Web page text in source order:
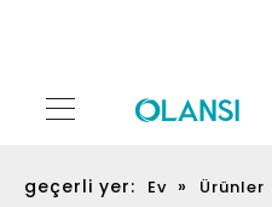
geçerli yer: Ev » Ürünler